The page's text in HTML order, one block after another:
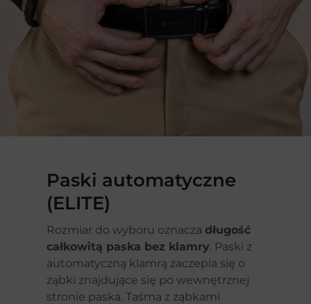
Paski automatyczne
(ELITE)
Rozmiar do wyboru oznacza długość
całkowitą paska bez klamry. Paski z
automatyczną klamrą zaczepia się o
ząbki znajdujące się po wewnętrznej
stronie paska. Taśma z ząbkami